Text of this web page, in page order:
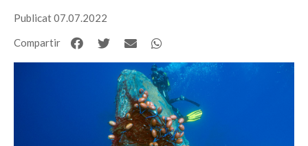
Publicat 07.07.2022
Compartir